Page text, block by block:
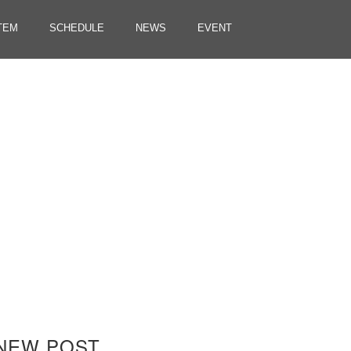
SCHEDULE NEWS EVENT